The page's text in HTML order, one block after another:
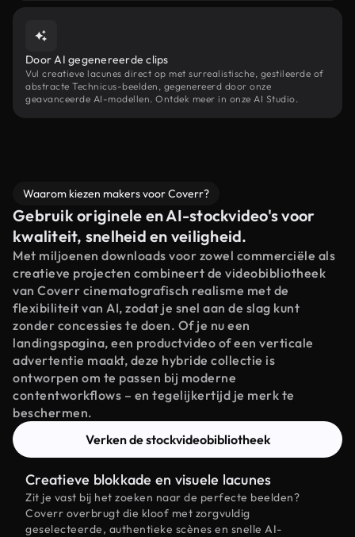
Door AI gegenereerde clips
Vul creatieve lacunes direct op met surrealistische, gestileerde of
abstracte Technicus-beelden, gegenereerd door onze
geavanceerde AI-modellen. Ontdek meer in onze AI Studio.
Waarom kiezen makers voor Coverr?
Gebruik originele en AI-stockvideo's voor
kwaliteit, snelheid en veiligheid.
Met miljoenen downloads voor zowel commerciële als
creatieve projecten combineert de videobibliotheek
van Coverr cinematografisch realisme met de
flexibiliteit van AI, zodat je snel aan de slag kunt
zonder concessies te doen. Of je nu een
landingspagina, een productvideo of een verticale
advertentie maakt, deze hybride collectie is
ontworpen om te passen bij moderne
contentworkflows – en tegelijkertijd je merk te
beschermen.
Verken de stockvideobibliotheek
Creatieve blokkade en visuele lacunes
Zit je vast bij het zoeken naar de perfecte beelden?
Coverr overbrugt die kloof met zorgvuldig
geselecteerde, authentieke scènes en snelle AI-